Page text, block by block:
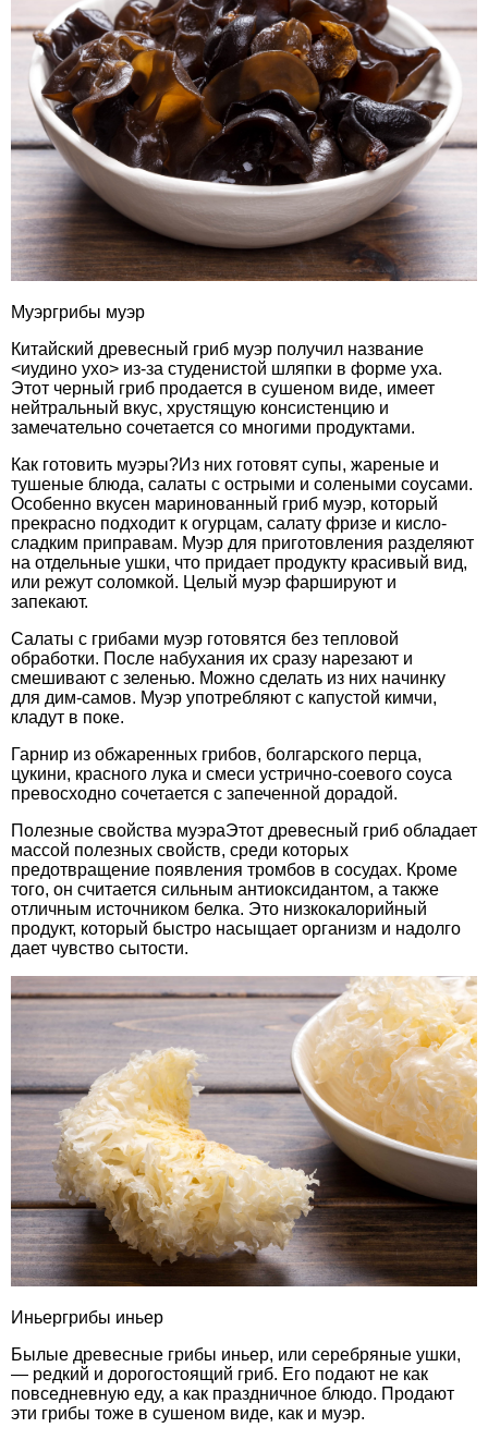
Муэргрибы муэр
Китайский древесный гриб муэр получил название
<иудино ухо> из-за студенистой шляпки в форме уха.
Этот черный гриб продается в сушеном виде, имеет
нейтральный вкус, хрустящую консистенцию и
замечательно сочетается со многими продуктами.
Как готовить муэры?Из них готовят супы, жареные и
тушеные блюда, салаты с острыми и солеными соусами.
Особенно вкусен маринованный гриб муэр, который
прекрасно подходит к огурцам, салату фризе и кисло-
сладким приправам. Муэр для приготовления разделяют
на отдельные ушки, что придает продукту красивый вид,
или режут соломкой. Целый муэр фаршируют и
запекают.
Салаты с грибами муэр готовятся без тепловой
обработки. После набухания их сразу нарезают и
смешивают с зеленью. Можно сделать из них начинку
для дим-самов. Муэр употребляют с капустой кимчи,
кладут в поке.
Гарнир из обжаренных грибов, болгарского перца,
цукини, красного лука и смеси устрично-соевого соуса
превосходно сочетается с запеченной дорадой.
Полезные свойства муэраЭтот древесный гриб обладает
массой полезных свойств, среди которых
предотвращение появления тромбов в сосудах. Кроме
того, он считается сильным антиоксидантом, а также
отличным источником белка. Это низкокалорийный
продукт, который быстро насыщает организм и надолго
дает чувство сытости.
Иньергрибы иньер
Былые древесные грибы иньер, или серебряные ушки,
— редкий и дорогостоящий гриб. Его подают не как
повседневную еду, а как праздничное блюдо. Продают
эти грибы тоже в сушеном виде, как и муэр.